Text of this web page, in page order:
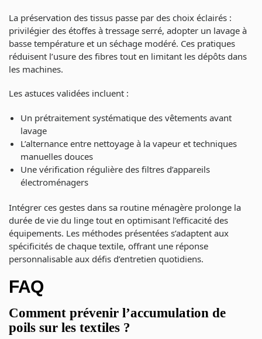
La préservation des tissus passe par des choix éclairés :
privilégier des étoffes à tressage serré, adopter un lavage à
basse température et un séchage modéré. Ces pratiques
réduisent l’usure des fibres tout en limitant les dépôts dans
les machines.
Les astuces validées incluent :
Un prétraitement systématique des vêtements avant
lavage
L’alternance entre nettoyage à la vapeur et techniques
manuelles douces
Une vérification régulière des filtres d’appareils
électroménagers
Intégrer ces gestes dans sa routine ménagère prolonge la
durée de vie du linge tout en optimisant l’efficacité des
équipements. Les méthodes présentées s’adaptent aux
spécificités de chaque textile, offrant une réponse
personnalisable aux défis d’entretien quotidiens.
FAQ
Comment prévenir l’accumulation de
poils sur les textiles ?